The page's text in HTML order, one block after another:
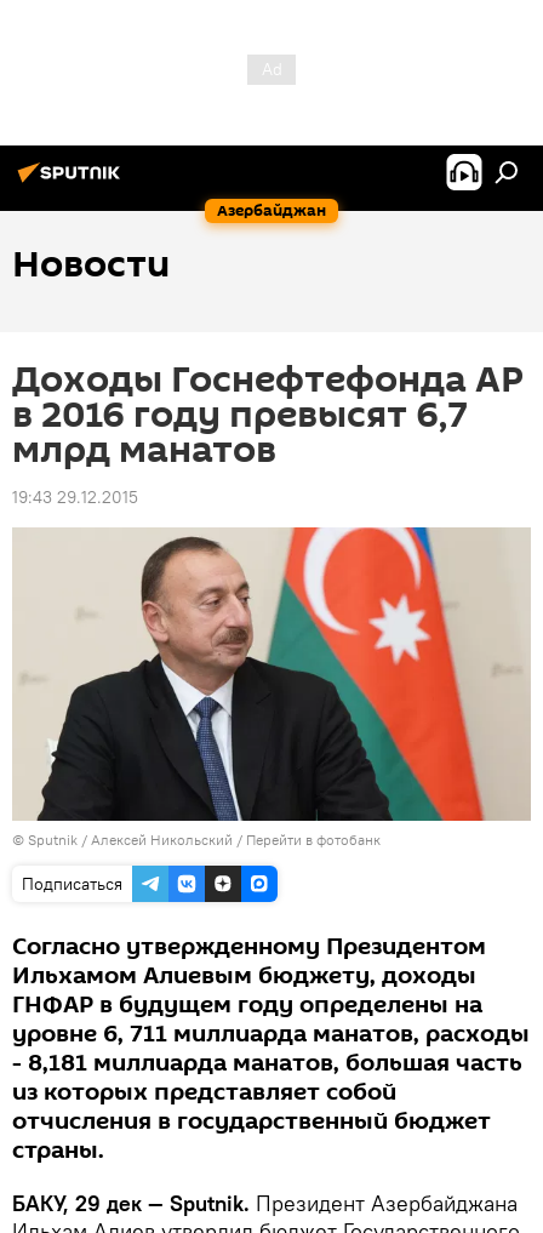
Азербайджан
Новости
Доходы Госнефтефонда АР
в 2016 году превысят 6,7
млрд манатов
19:43 29.12.2015
© Sputnik / Алексей Никольский / Перейти в фотобанк
Подписаться
Согласно утвержденному Президентом
Ильхамом Алиевым бюджету, доходы
ГНФАР в будущем году определены на
уровне 6, 711 миллиарда манатов, расходы
- 8,181 миллиарда манатов, большая часть
из которых представляет собой
отчисления в государственный бюджет
страны.
БАКУ, 29 дек — Sputnik. Президент Азербайджана